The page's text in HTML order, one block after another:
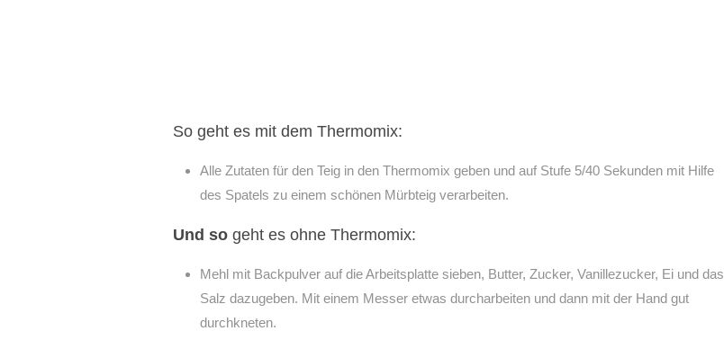
So geht es mit dem Thermomix:
Alle Zutaten für den Teig in den Thermomix geben und auf Stufe 5/40 Sekunden mit Hilfe
des Spatels zu einem schönen Mürbteig verarbeiten.
Und so geht es ohne Thermomix:
Mehl mit Backpulver auf die Arbeitsplatte sieben, Butter, Zucker, Vanillezucker, Ei und das
Salz dazugeben. Mit einem Messer etwas durcharbeiten und dann mit der Hand gut
durchkneten.